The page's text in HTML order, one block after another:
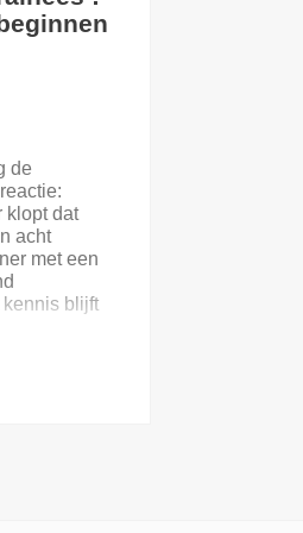
de
klopt dat
acht
met een
blijft